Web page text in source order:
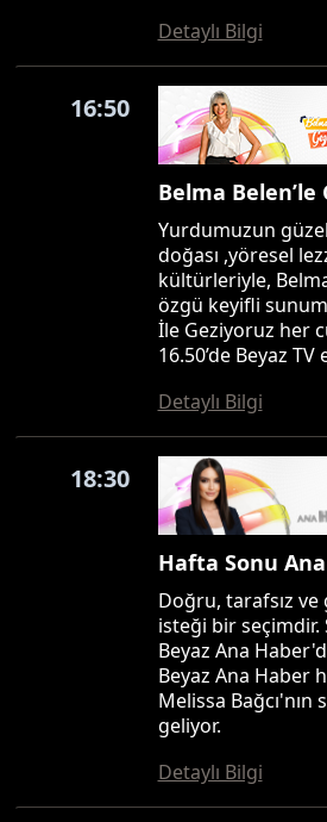
Detaylı Bilgi
16:50
Belma Belen’le
Yurdumuzun
doğası ,yöresel
kültürleriyle,
özgü keyifli
İle Geziyoruz her
16.50’de Beyaz
Detaylı Bilgi
18:30
Hafta Sonu
Doğru, tarafsız
isteği bir seçimdir.
Beyaz Ana
Beyaz Ana Haber
Melissa
geliyor.
Detaylı Bilgi